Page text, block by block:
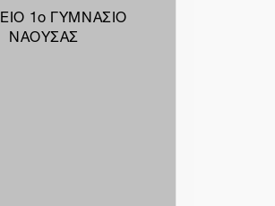
1ο ΓΥΜΝΑΣΙΟ
ΝΑΟΥΣΑΣ